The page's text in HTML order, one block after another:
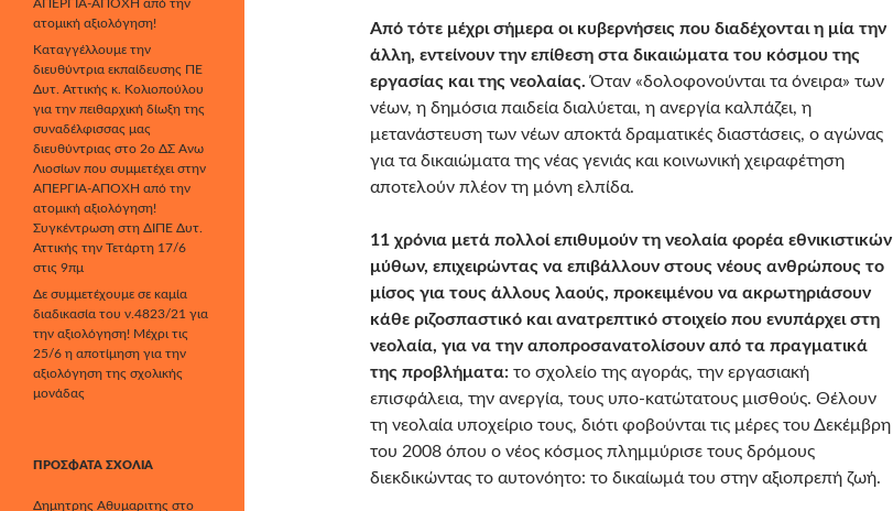
Από τότε μέχρι σήμερα οι κυβερνήσεις που διαδέχονται η μία την
άλλη, εντείνουν την επίθεση στα δικαιώματα του κόσμου της
εργασίας και της νεολαίας. Όταν «δολοφονούνται τα όνειρα» των
νέων, η δημόσια παιδεία διαλύεται, η ανεργία καλπάζει, η
μετανάστευση των νέων αποκτά δραματικές διαστάσεις, ο αγώνας
για τα δικαιώματα της νέας γενιάς και κοινωνική χειραφέτηση
αποτελούν πλέον τη μόνη ελπίδα.
11 χρόνια μετά πολλοί επιθυμούν τη νεολαία φορέα εθνικιστικών
μύθων, επιχειρώντας να επιβάλλουν στους νέους ανθρώπους το
μίσος για τους άλλους λαούς, προκειμένου να ακρωτηριάσουν
κάθε ριζοσπαστικό και ανατρεπτικό στοιχείο που ενυπάρχει στη
νεολαία, για να την αποπροσανατολίσουν από τα πραγματικά
της προβλήματα: το σχολείο της αγοράς, την εργασιακή
επισφάλεια, την ανεργία, τους υπο-κατώτατους μισθούς. Θέλουν
τη νεολαία υποχείριο τους, διότι φοβούνται τις μέρες του Δεκέμβρη
του 2008 όπου ο νέος κόσμος πλημμύρισε τους δρόμους
διεκδικώντας το αυτονόητο: το δικαίωμά του στην αξιοπρεπή ζωή.
ΑΠΕΡΓΙΑ-ΑΠΟΧΗ από την
ατομική αξιολόγηση!
Καταγγέλλουμε την
διευθύντρια εκπαίδευσης ΠΕ
Δυτ. Αττικής κ. Κολιοπούλου
για την πειθαρχική δίωξη της
συναδέλφισσας μας
διευθύντριας στο 2ο ΔΣ Άνω
Λιοσίων που συμμετέχει στην
ΑΠΕΡΓΙΑ-ΑΠΟΧΗ από την
ατομική αξιολόγηση!
Συγκέντρωση στη ΔΙΠΕ Δυτ.
Αττικής την Τετάρτη 17/6
στις 9πμ
Δε συμμετέχουμε σε καμία
διαδικασία του ν.4823/21 για
την αξιολόγηση! Μέχρι τις
25/6 η αποτίμηση για την
αξιολόγηση της σχολικής
μονάδας
ΠΡΌΣΦΑΤΑ ΣΧΌΛΙΑ
Δημητρης Αθυμαριτης στο